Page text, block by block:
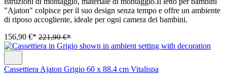
"Ajaton" colpisce per il suo design senza tempo e offre un ambiente
di riposo accogliente, ideale per ogni camera dei bambini.
156,90 €* 221,90 €*
Cassettiera Ajaton Grigio 60 x 88.4 cm Vitalispa